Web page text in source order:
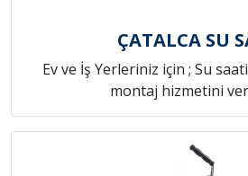
ÇATALCA SU
Ev ve İş Yerleriniz için ; Su
montaj hizmetini